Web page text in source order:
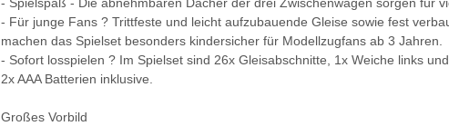
- Für junge Fans ? Trittfeste und leicht aufzubauende Gleise sowie fest
machen das Spielset besonders kindersicher für Modellzugfans ab 3 Jahren.
- Sofort losspielen ? Im Spielset sind 26x Gleisabschnitte, 1x Weiche links
2x AAA Batterien inklusive.
Großes Vorbild